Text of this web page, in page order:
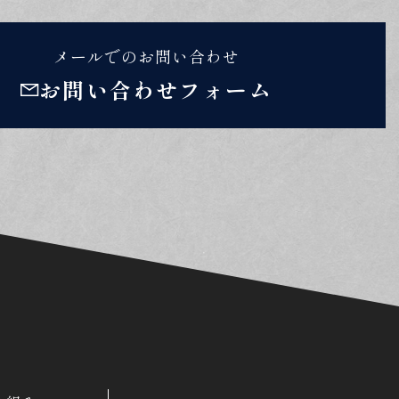
メールでのお問い合わせ
お問い合わせフォーム